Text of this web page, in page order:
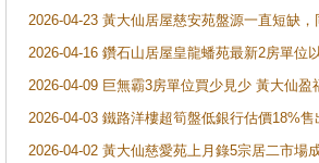
2026-04-23 黃大仙居屋慈安苑盤源一直短缺
2026-04-16 鑽石山居屋皇龍蟠苑最新2房單位
2026-04-09 巨無霸3房單位買少見少 黃大仙
2026-04-03 鐵路洋樓超筍盤低銀行估價18%
2026-04-02 黃大仙慈愛苑上月錄5宗居二市場